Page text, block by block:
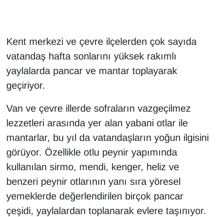
Kent merkezi ve çevre ilçelerden çok sayıda
vatandaş hafta sonlarını yüksek rakımlı
yaylalarda pancar ve mantar toplayarak
geçiriyor.
Van ve çevre illerde sofraların vazgeçilmez
lezzetleri arasında yer alan yabani otlar ile
mantarlar, bu yıl da vatandaşların yoğun ilgisini
görüyor. Özellikle otlu peynir yapımında
kullanılan sirmo, mendi, kenger, heliz ve
benzeri peynir otlarının yanı sıra yöresel
yemeklerde değerlendirilen birçok pancar
çeşidi, yaylalardan toplanarak evlere taşınıyor.
HABERDE İNSAN
İngilizce
Kadın
Kamu Alımları
Kim Kimdir?
Kültür & Sanat
KURDÎ
MAGAZİN